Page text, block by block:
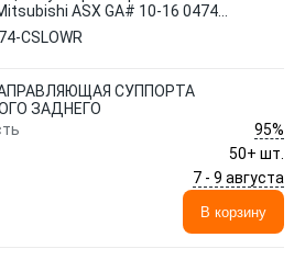
ASX GA# 10-16 0474-
CSLOWR
СУППОРТА
ЗАДНЕГО
95%
50+ шт.
7 - 9 августа
В корзину